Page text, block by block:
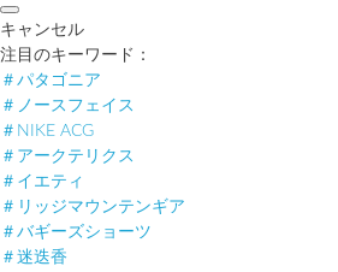
キャンセル
注目のキーワード：
＃パタゴニア
＃ノースフェイス
＃NIKE ACG
＃アークテリクス
＃イエティ
＃リッジマウンテンギア
＃バギーズショーツ
＃迷迭香